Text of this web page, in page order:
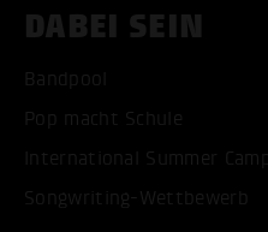
DABEI SEIN
Bandpool
Pop macht Schule
International Summer Camp
Songwriting-Wettbewerb